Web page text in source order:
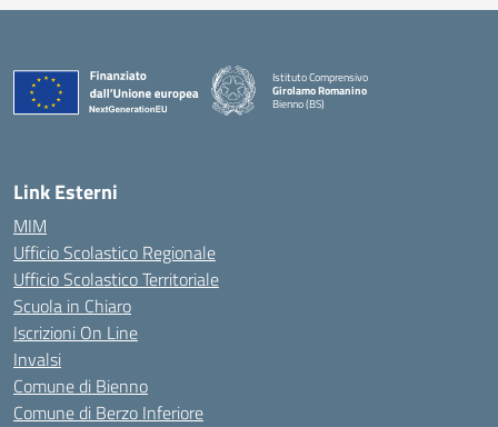
Istituto Comprensivo
Girolamo Romanino
Bienno (BS)
Link Esterni
MIM
Ufficio Scolastico Regionale
Ufficio Scolastico Territoriale
Scuola in Chiaro
Iscrizioni On Line
Invalsi
Comune di Bienno
Comune di Berzo Inferiore